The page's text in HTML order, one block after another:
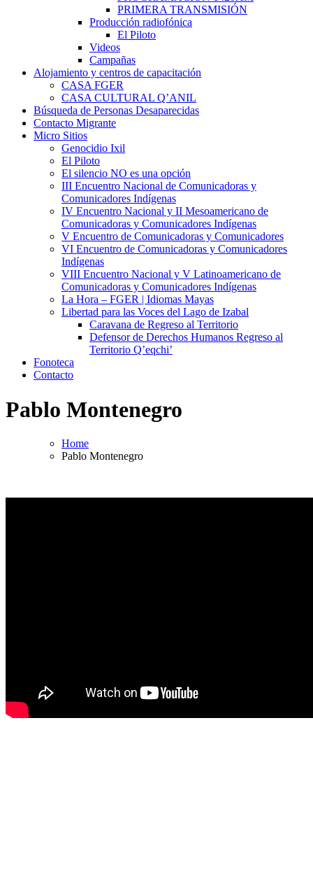
PRIMERA TRANSMISIÓN
Producción radiofónica
El Piloto
Videos
Campañas
Alojamiento y centros de capacitación
CASA FGER
CASA CULTURAL Q’ANIL
Búsqueda de Personas Desaparecidas
Contacto Migrante
Micro Sitios
Genocidio Ixil
El Piloto
El silencio NO es una opción
III Encuentro Nacional de Comunicadoras y
Comunicadores Indígenas
IV Encuentro Nacional y II Mesoamericano de
Comunicadoras y Comunicadores Indígenas
V Encuentro de Comunicadoras y Comunicadores
VI Encuentro de Comunicadoras y Comunicadores
Indígenas
VIII Encuentro Nacional y V Latinoamericano de
Comunicadoras y Comunicadores Indígenas
La Hora – FGER | Idiomas Mayas
Libertad para las Voces del Lago de Izabal
Caravana de Regreso al Territorio
Defensor de Derechos Humanos Regreso al
Territorio Q’eqchi’
Fonoteca
Contacto
Pablo Montenegro
Home
Pablo Montenegro